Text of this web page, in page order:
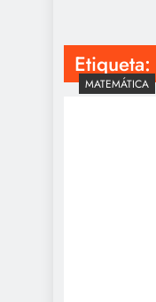
Etiqueta:
MATEMÁTICA